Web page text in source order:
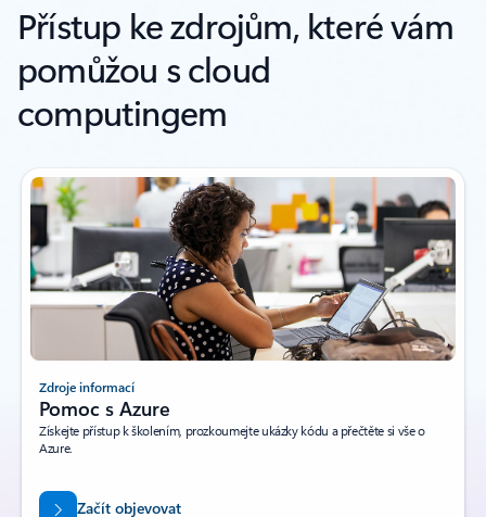
Přístup ke zdrojům, které vám
pomůžou s cloud
computingem
Zdroje informací
Pomoc s Azure
Získejte přístup k školením, prozkoumejte ukázky kódu a přečtěte si vše o
Azure.
Začít objevovat